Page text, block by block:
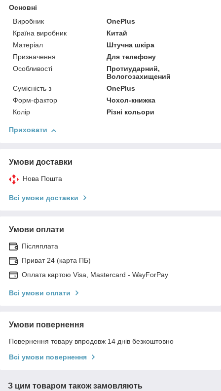
Основні
Виробник
OnePlus
Країна виробник
Китай
Матеріал
Штучна шкіра
Призначення
Для телефону
Особливості
Протиударний,
Вологозахищений
Сумісність з
OnePlus
Форм-фактор
Чохол-книжка
Колір
Різні кольори
Приховати
Умови доставки
Нова Пошта
Всі умови доставки
Умови оплати
Післяплата
Приват 24 (карта ПБ)
Оплата картою Visa, Mastercard - WayForPay
Всі умови оплати
Умови повернення
Повернення товару впродовж 14 днів безкоштовно
Всі умови повернення
З цим товаром також замовляють